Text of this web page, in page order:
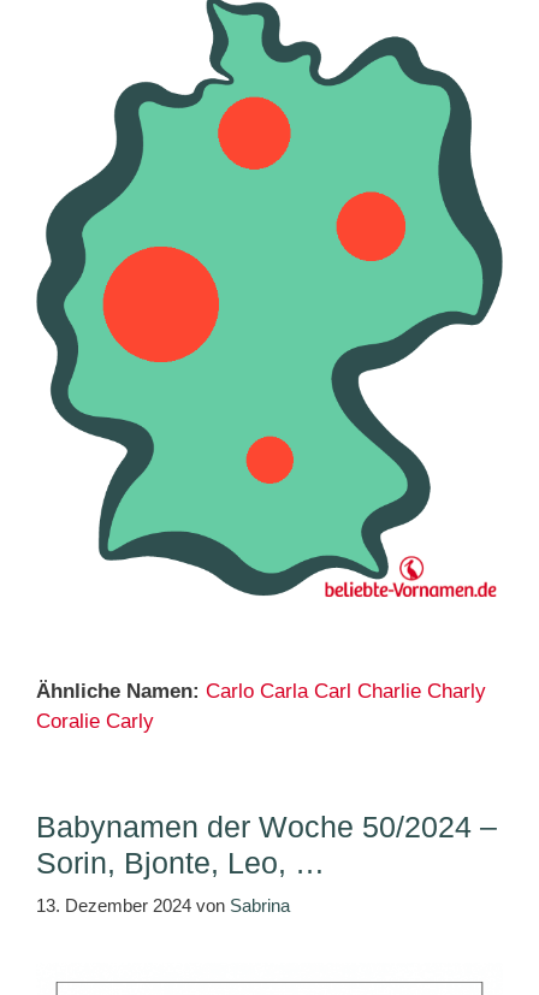
Ähnliche Namen: Carlo Carla Carl Charlie Charly
Coralie Carly
Babynamen der Woche 50/2024 –
Sorin, Bjonte, Leo, …
13. Dezember 2024 von Sabrina